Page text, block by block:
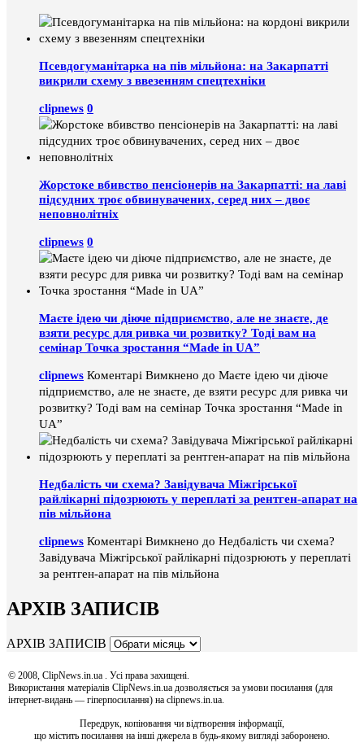
Псевдогуманітарка на пів мільйона: на Закарпатті
викрили схему з ввезенням спецтехніки
clipnews 0
Жорстоке вбивство пенсіонерів на Закарпатті: на лаві
підсудних троє обвинувачених, серед них – двоє
неповнолітніх
clipnews 0
Маєте ідею чи діюче підприємство, але не знаєте, де
взяти ресурс для ривка чи розвитку? Тоді вам на
семінар Точка зростання “Made in UA”
clipnews Коментарі Вимкнено до Маєте ідею чи діюче
підприємство, але не знаєте, де взяти ресурс для ривка чи
розвитку? Тоді вам на семінар Точка зростання “Made in
UA”
Недбалість чи схема? Завідувача Міжгірської
райлікарні підозрюють у переплаті за рентген-апарат на
пів мільйона
clipnews Коментарі Вимкнено до Недбалість чи схема?
Завідувача Міжгірської райлікарні підозрюють у переплаті
за рентген-апарат на пів мільйона
АРХІВ ЗАПИСІВ
АРХІВ ЗАПИСІВ
© 2008, ClipNews.in.ua . Усі права захищені.
Використання матеріалів ClipNews.in.ua дозволяється за умови посилання (для
інтернет-видань — гіперпосилання) на clipnews.in.ua.
Передрук, копіювання чи відтворення інформації,
що містить посилання на інші джерела в будь-якому вигляді заборонено.